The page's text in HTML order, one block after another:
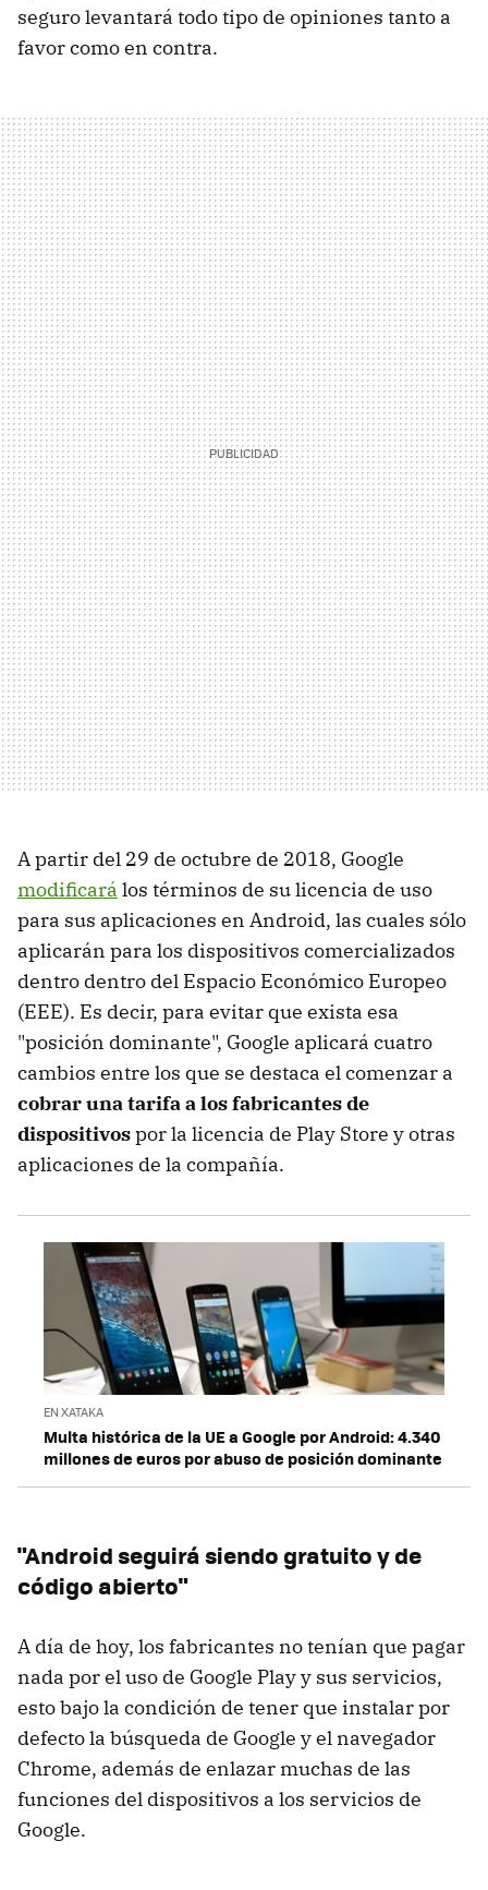
seguro levantará todo tipo de opiniones tanto a
favor como en contra.
A partir del 29 de octubre de 2018, Google
modificará los términos de su licencia de uso
para sus aplicaciones en Android, las cuales sólo
aplicarán para los dispositivos comercializados
dentro dentro del Espacio Económico Europeo
(EEE). Es decir, para evitar que exista esa
"posición dominante", Google aplicará cuatro
cambios entre los que se destaca el comenzar a
cobrar una tarifa a los fabricantes de
dispositivospor la licencia de Play Store y otras
aplicaciones de la compañía.
EN XATAKA
Multa histórica de la UE a Google por Android: 4.340
millones de euros por abuso de posición dominante
"Android seguirá siendo gratuito y de
código abierto"
A día de hoy, los fabricantes no tenían que pagar
nada por el uso de Google Play y sus servicios,
esto bajo la condición de tener que instalar por
defecto la búsqueda de Google y el navegador
Chrome, además de enlazar muchas de las
funciones del dispositivos a los servicios de
Google.